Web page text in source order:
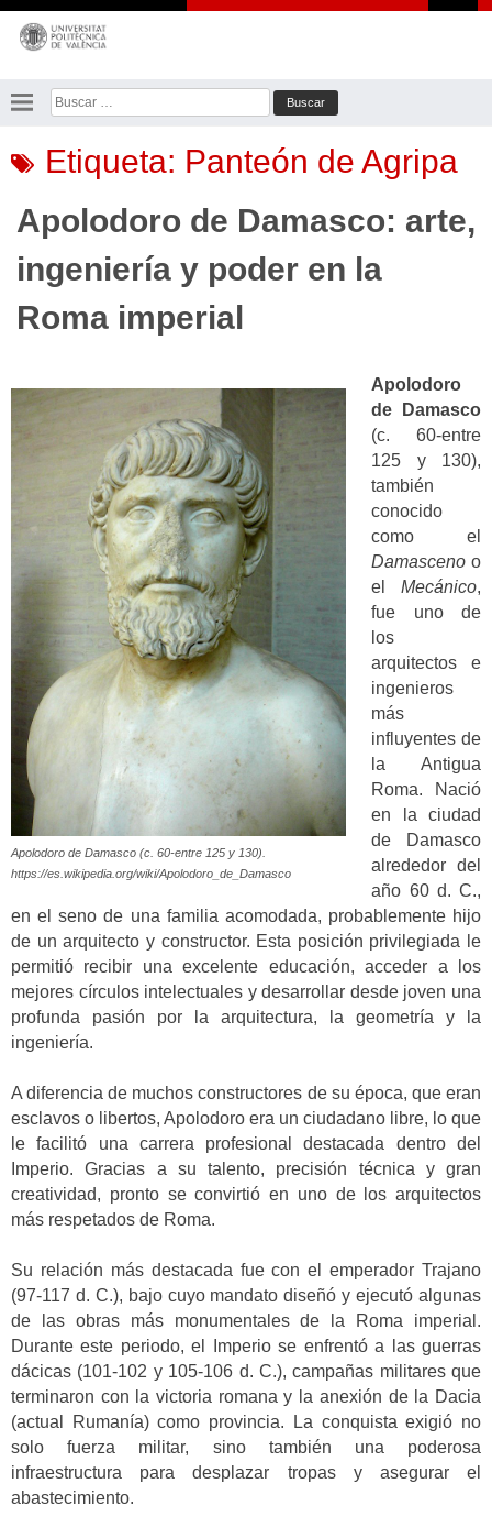
Saltar
contenido
Buscar:
Etiqueta: Panteón de Agripa
Apolodoro de Damasco: arte,
ingeniería y poder en la
Roma imperial
Apolodoro de Damasco (c. 60-entre 125 y 130).
https://es.wikipedia.org/wiki/Apolodoro_de_Damasco
Apolodoro
de Damasco
(c. 60-entre
125 y 130),
también
conocido
como el
Damasceno o
el Mecánico,
fue uno de
los
arquitectos e
ingenieros
más
influyentes de
la Antigua
Roma. Nació
en la ciudad
de Damasco
alrededor del
año 60 d. C.,
en el seno de una familia acomodada, probablemente hijo
de un arquitecto y constructor. Esta posición privilegiada le
permitió recibir una excelente educación, acceder a los
mejores círculos intelectuales y desarrollar desde joven una
profunda pasión por la arquitectura, la geometría y la
ingeniería.
A diferencia de muchos constructores de su época, que eran
esclavos o libertos, Apolodoro era un ciudadano libre, lo que
le facilitó una carrera profesional destacada dentro del
Imperio. Gracias a su talento, precisión técnica y gran
creatividad, pronto se convirtió en uno de los arquitectos
más respetados de Roma.
Su relación más destacada fue con el emperador Trajano
(97-117 d. C.), bajo cuyo mandato diseñó y ejecutó algunas
de las obras más monumentales de la Roma imperial.
Durante este periodo, el Imperio se enfrentó a las guerras
dácicas (101-102 y 105-106 d. C.), campañas militares que
terminaron con la victoria romana y la anexión de la Dacia
(actual Rumanía) como provincia. La conquista exigió no
solo fuerza militar, sino también una poderosa
infraestructura para desplazar tropas y asegurar el
abastecimiento.